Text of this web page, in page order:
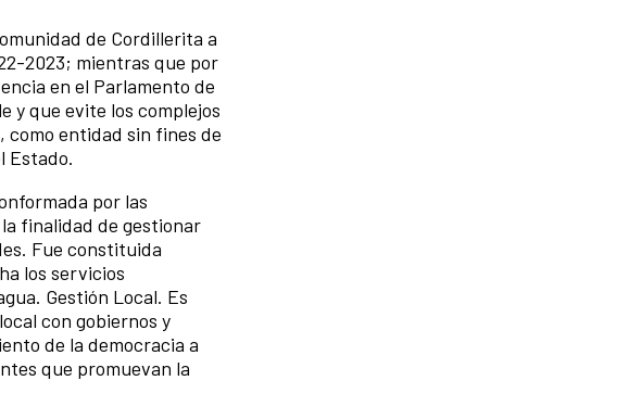
de Cordillerita a
2023; mientras que por
en el Parlamento de
y que evite los complejos
entidad sin fines de
Estado.
por las
finalidad de gestionar
Fue constituida
los servicios
Gestión Local. Es
con gobiernos y
de la democracia a
que promuevan la